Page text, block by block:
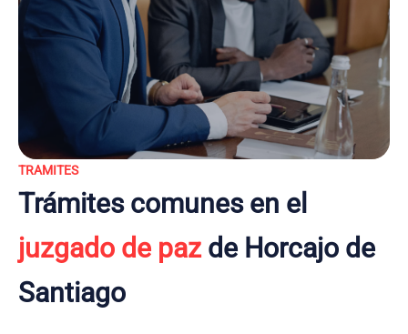
TRAMITES
Trámites comunes en el
juzgado de pazde Horcajo de
Santiago